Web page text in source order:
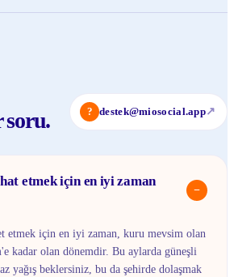
soru. ? destek@miosocial.app↗
etmek için en iyi zaman
−
etmek için en iyi zaman, kuru mevsim olan
kadar olan dönemdir. Bu aylarda güneşli
yağış beklersiniz, bu da şehirde dolaşmak